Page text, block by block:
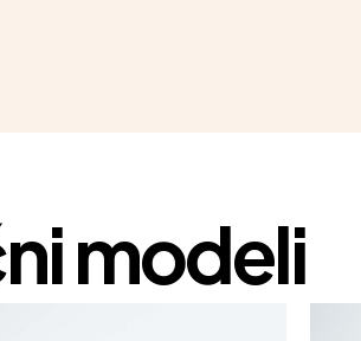
modeli